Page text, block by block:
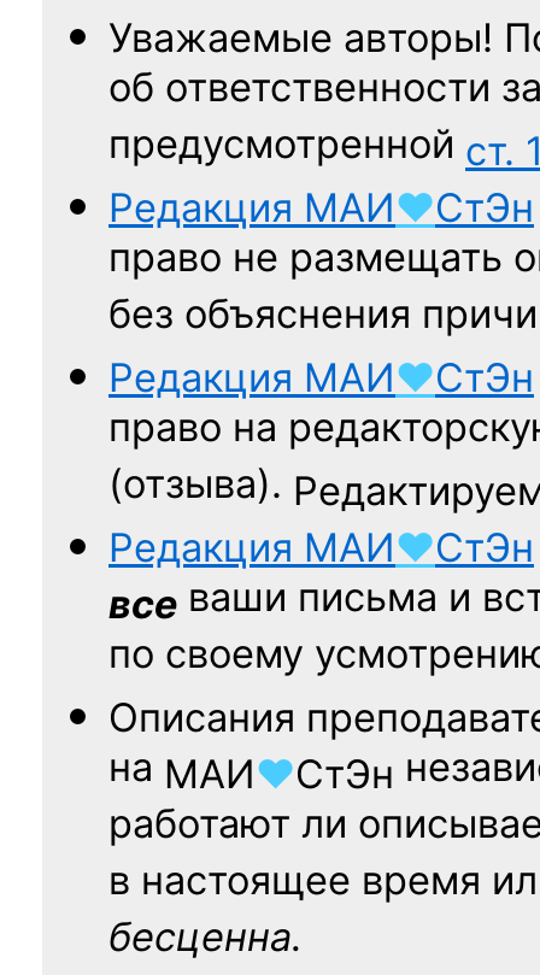
Уважаемые авторы!
об ответственности
предусмотренной ст.
Редакция МАИ♥СтЭн
право не размещать
без объяснения
Редакция МАИ♥СтЭн
право на
(отзыва).
Редакция МАИ♥СтЭн
все ваши письма и
по своему
Описания
на МАИ♥СтЭн
работают ли
в настоящее время
бесценна.